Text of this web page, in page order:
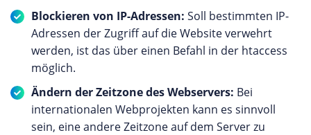
Blockieren von IP-Adressen: Soll bestimmten IP-
Adressen der Zugriff auf die Website verwehrt
werden, ist das über einen Befahl in der htaccess
möglich.
Ändern der Zeitzone des Webservers: Bei
internationalen Webprojekten kann es sinnvoll
sein, eine andere Zeitzone auf dem Server zu